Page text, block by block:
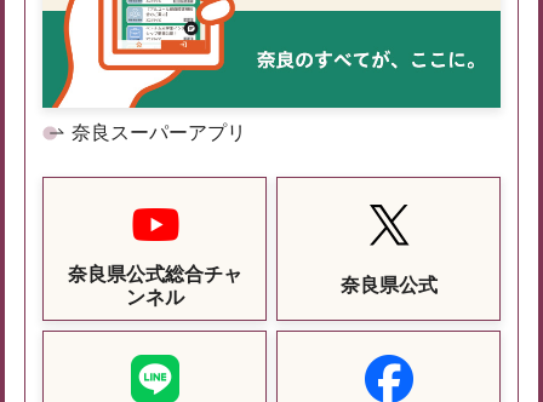
奈良スーパーアプリ
奈良県公式総合チャ
ンネル
奈良県公式